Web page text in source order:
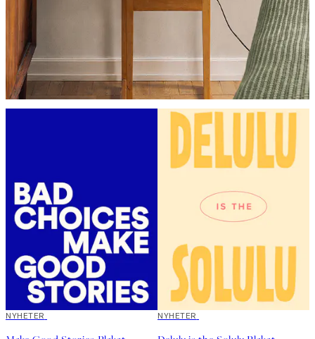
50%*
NYHETER 50%*
NYHETER